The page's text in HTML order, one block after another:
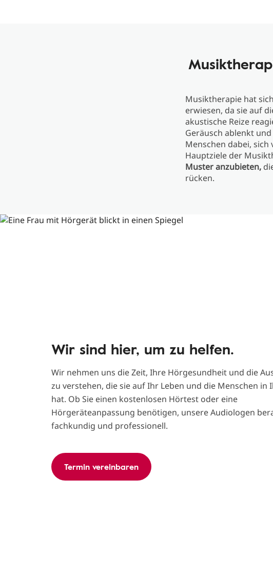
Musiktherapie hat
erwiesen, da sie auf
akustische Reize
Geräusch ablenkt
Menschen dabei,
Hauptziele der
Muster anzubieten,
rücken.
Wir sind hier, um zu helfen.
Wir nehmen uns die Zeit, Ihre Hörgesundheit und die
zu verstehen, die sie auf Ihr Leben und die Menschen in
hat. Ob Sie einen kostenlosen Hörtest oder eine
Hörgeräteanpassung benötigen, unsere Audiologen
fachkundig und professionell.
Termin vereinbaren